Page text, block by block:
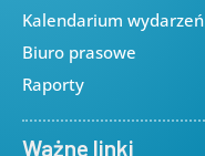
Kalendarium wydarzeń
Biuro prasowe
Raporty
Ważne linki